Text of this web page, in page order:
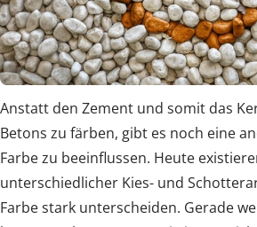
Anstatt den Zement und somit das
Betons zu färben, gibt es noch eine
Farbe zu beeinflussen. Heute
unterschiedlicher Kies- und
Farbe stark unterscheiden. Gerade